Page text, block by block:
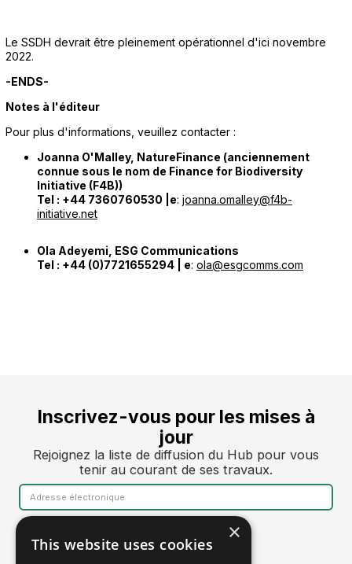
Le SSDH devrait être pleinement opérationnel d'ici novembre
2022.
-ENDS-
Notes à l'éditeur
Pour plus d'informations, veuillez contacter :
Joanna O'Malley, NatureFinance (anciennement
connue sous le nom de Finance for Biodiversity
Initiative (F4B))
Tel : +44 7360760530 |e: joanna.omalley@f4b-
initiative.net
Ola Adeyemi, ESG Communications
Tel : +44 (0)7721655294 | e: ola@esgcomms.com
Inscrivez-vous pour les mises à
jour
Rejoignez la liste de diffusion du Hub pour vous
tenir au courant de ses travaux.
×
This website uses cookies